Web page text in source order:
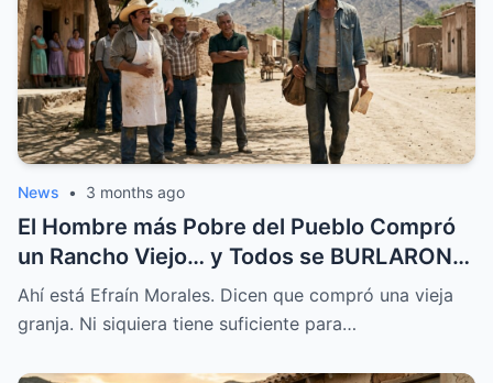
News • 3 months ago
El Hombre más Pobre del Pueblo Compró
un Rancho Viejo… y Todos se BURLARON,
Hasta que Pasó Esto
Ahí está Efraín Morales. Dicen que compró una vieja
granja. Ni siquiera tiene suficiente para…